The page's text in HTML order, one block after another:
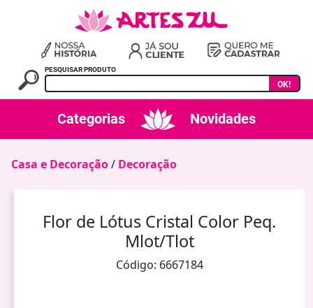
PESQUISAR PRODUTO
OK!
Categorias Novidades
Casa e Decoração/ Decoração
Flor de Lótus Cristal Color Peq.
Mlot/Tlot
Código: 6667184